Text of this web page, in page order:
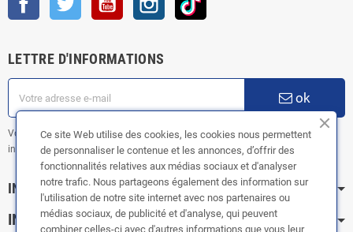
LETTRE D'INFORMATIONS
ok
Vous pouvez vous désinscrire à tout moment. Vous trouverez pour cela nos
informations de contact dans les conditions d'utilisation du site.
INFORMATION
INFOS PRATIQUES
Ce site Web utilise des cookies, les cookies nous permettent
de personnaliser le contenue et les annonces, d’offrir des
fonctionnalités relatives aux médias sociaux et d'analyser
notre trafic. Nous partageons également des information sur
l'utilisation de notre site internet avec nos partenaires ou
médias sociaux, de publicité et d'analyse, qui peuvent
combiner celles-ci avec d'autres informations que vous leur